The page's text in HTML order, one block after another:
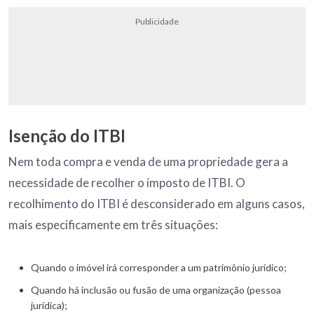
Publicidade
Isenção do ITBI
Nem toda compra e venda de uma propriedade gera a
necessidade de recolher o imposto de ITBI. O
recolhimento do ITBI é desconsiderado em alguns casos,
mais especificamente em três situações:
Quando o imóvel irá corresponder a um patrimônio jurídico;
Quando há inclusão ou fusão de uma organização (pessoa
jurídica);